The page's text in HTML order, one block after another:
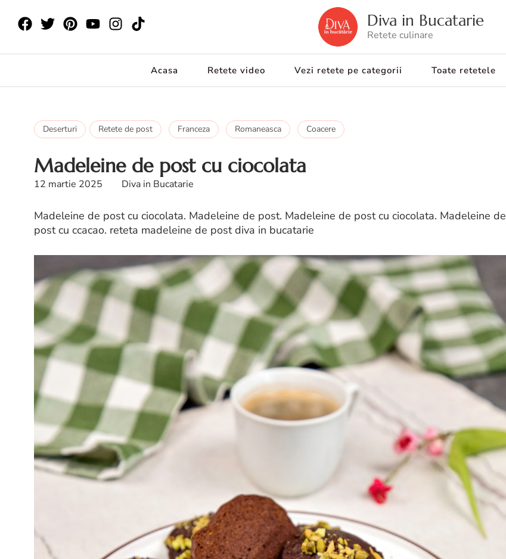
Diva in Bucatarie
Retete culinare
Acasa Retete video Vezi retete pe categorii Toate retetele
Deserturi Retete de post Franceza Romaneasca Coacere
Madeleine de post cu ciocolata
12 martie 2025 Diva in Bucatarie
Madeleine de post cu ciocolata. Madeleine de post. Madeleine de post cu ciocolata. Madeleine de
post cu ccacao. reteta madeleine de post diva in bucatarie